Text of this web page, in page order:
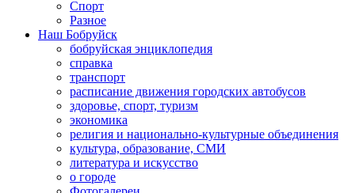
Спорт
Разное
Наш Бобруйск
бобруйская энциклопедия
справка
транспорт
расписание движения городских автобусов
здоровье, спорт, туризм
экономика
религия и национально-культурные объединения
культура, образование, СМИ
литература и искусство
о городе